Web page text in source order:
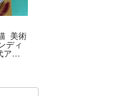
美術
ディ
アー